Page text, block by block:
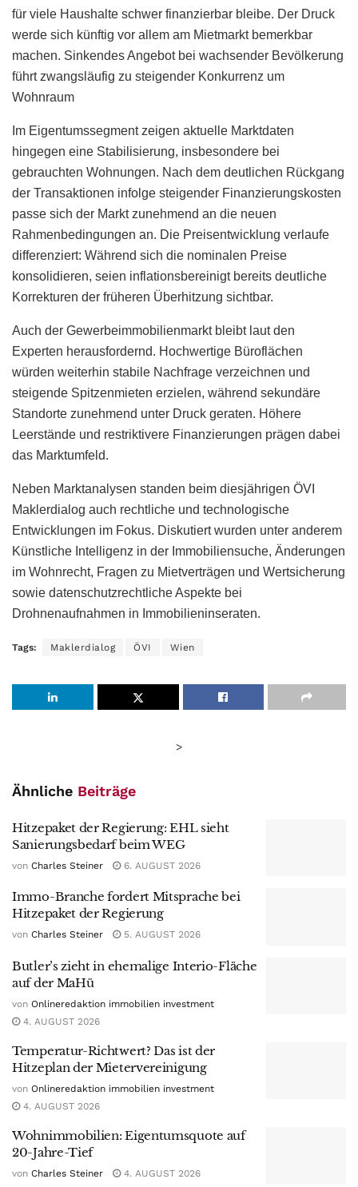
für viele Haushalte schwer finanzierbar bleibe. Der Druck
werde sich künftig vor allem am Mietmarkt bemerkbar
machen. Sinkendes Angebot bei wachsender Bevölkerung
führt zwangsläufig zu steigender Konkurrenz um
Wohnraum
Im Eigentumssegment zeigen aktuelle Marktdaten
hingegen eine Stabilisierung, insbesondere bei
gebrauchten Wohnungen. Nach dem deutlichen Rückgang
der Transaktionen infolge steigender Finanzierungskosten
passe sich der Markt zunehmend an die neuen
Rahmenbedingungen an. Die Preisentwicklung verlaufe
differenziert: Während sich die nominalen Preise
konsolidieren, seien inflationsbereinigt bereits deutliche
Korrekturen der früheren Überhitzung sichtbar.
Auch der Gewerbeimmobilienmarkt bleibt laut den
Experten herausfordernd. Hochwertige Büroflächen
würden weiterhin stabile Nachfrage verzeichnen und
steigende Spitzenmieten erzielen, während sekundäre
Standorte zunehmend unter Druck geraten. Höhere
Leerstände und restriktivere Finanzierungen prägen dabei
das Marktumfeld.
Neben Marktanalysen standen beim diesjährigen ÖVI
Maklerdialog auch rechtliche und technologische
Entwicklungen im Fokus. Diskutiert wurden unter anderem
Künstliche Intelligenz in der Immobiliensuche, Änderungen
im Wohnrecht, Fragen zu Mietverträgen und Wertsicherung
sowie datenschutzrechtliche Aspekte bei
Drohnenaufnahmen in Immobilieninseraten.
Tags: Maklerdialog ÖVI Wien
>
Ähnliche Beiträge
Hitzepaket der Regierung: EHL sieht
Sanierungsbedarf beim WEG
von Charles Steiner 6. AUGUST 2026
Immo-Branche fordert Mitsprache bei
Hitzepaket der Regierung
von Charles Steiner 5. AUGUST 2026
Butler’s zieht in ehemalige Interio-Fläche
auf der MaHü
von Onlineredaktion immobilien investment
4. AUGUST 2026
Temperatur-Richtwert? Das ist der
Hitzeplan der Mietervereinigung
von Onlineredaktion immobilien investment
4. AUGUST 2026
Wohnimmobilien: Eigentumsquote auf
20-Jahre-Tief
von Charles Steiner 4. AUGUST 2026